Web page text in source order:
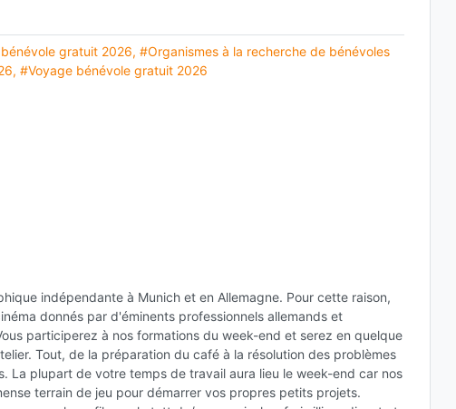
gratuit 2026, #Organismes à la recherche de bénévoles
, #Voyage bénévole gratuit 2026
indépendante à Munich et en Allemagne. Pour cette raison,
donnés par d'éminents professionnels allemands et
participerez à nos formations du week-end et serez en quelque
Tout, de la préparation du café à la résolution des problèmes
plupart de votre temps de travail aura lieu le week-end car nos
terrain de jeu pour démarrer vos propres petits projets.